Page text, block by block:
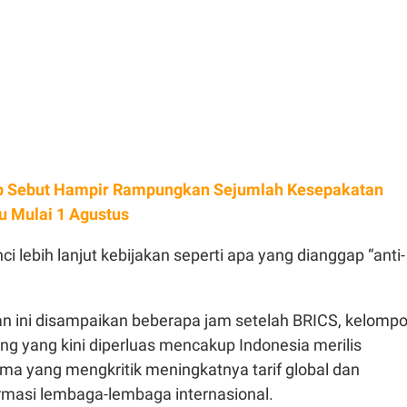
Sebut Hampir Rampungkan Sejumlah Kesepakatan
Mulai 1 Agustus
lebih lanjut kebijakan seperti apa yang dianggap “anti-
ini disampaikan beberapa jam setelah BRICS,
yang kini diperluas mencakup Indonesia merilis
yang mengkritik meningkatnya tarif global dan
lembaga-lembaga internasional.